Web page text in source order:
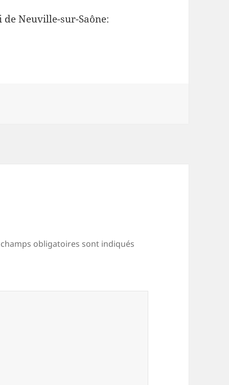
Neuville-sur-Saône:
champs obligatoires sont indiqués